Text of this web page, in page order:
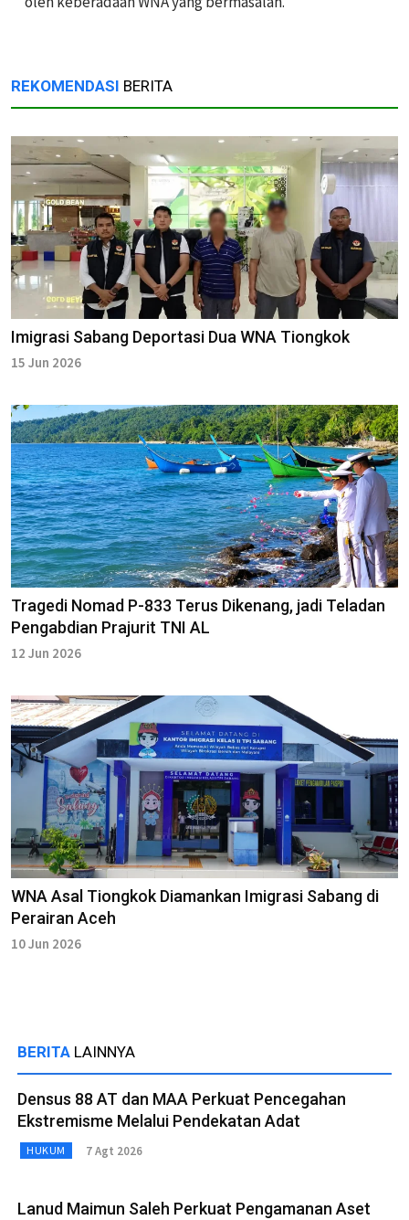
REKOMENDASI BERITA
Imigrasi Sabang Deportasi Dua WNA Tiongkok
15 Jun 2026
Tragedi Nomad P-833 Terus Dikenang, jadi Teladan
Pengabdian Prajurit TNI AL
12 Jun 2026
WNA Asal Tiongkok Diamankan Imigrasi Sabang di
Perairan Aceh
10 Jun 2026
BERITA LAINNYA
Densus 88 AT dan MAA Perkuat Pencegahan
Ekstremisme Melalui Pendekatan Adat
HUKUM 7 Agt 2026
Lanud Maimun Saleh Perkuat Pengamanan Aset